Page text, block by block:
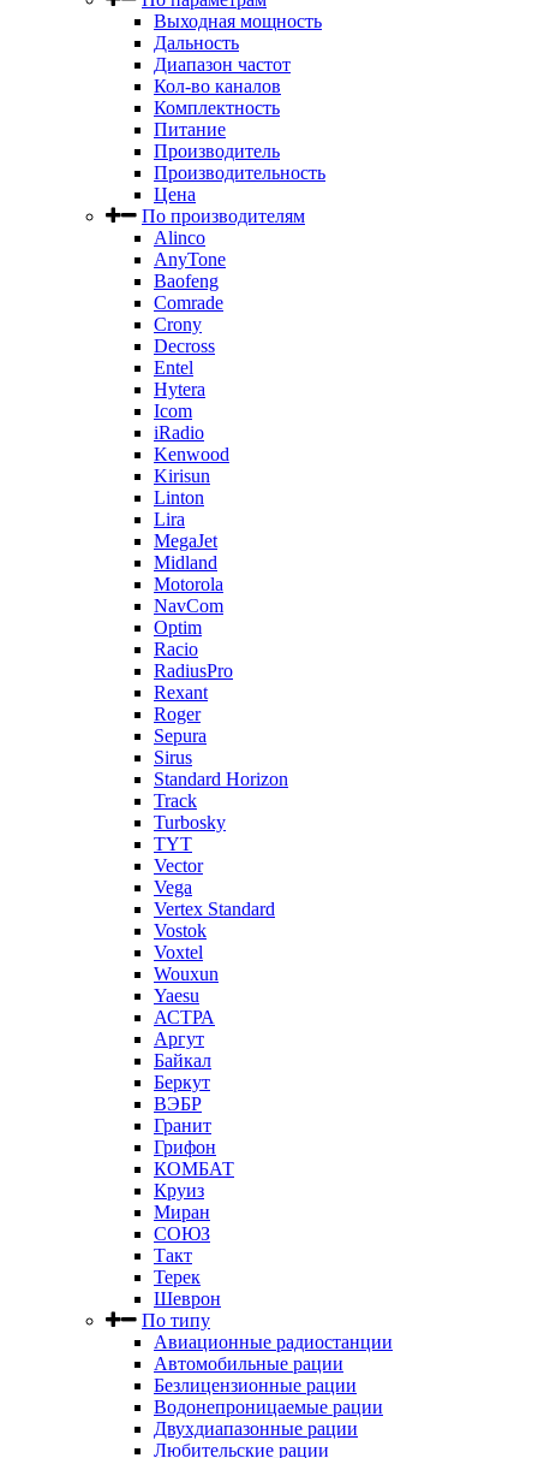
Выходная мощность
Дальность
Диапазон частот
Кол-во каналов
Комплектность
Питание
Производитель
Производительность
Цена
По производителям
Alinco
AnyTone
Baofeng
Comrade
Crony
Decross
Entel
Hytera
Icom
iRadio
Kenwood
Kirisun
Linton
Lira
MegaJet
Midland
Motorola
NavCom
Optim
Racio
RadiusPro
Rexant
Roger
Sepura
Sirus
Standard Horizon
Track
Turbosky
TYT
Vector
Vega
Vertex Standard
Vostok
Voxtel
Wouxun
Yaesu
АСТРА
Аргут
Байкал
Беркут
ВЭБР
Гранит
Грифон
КОМБАТ
Круиз
Миран
СОЮЗ
Такт
Терек
Шеврон
По типу
Авиационные радиостанции
Автомобильные рации
Безлицензионные рации
Водонепроницаемые рации
Двухдиапазонные рации
Любительские рации